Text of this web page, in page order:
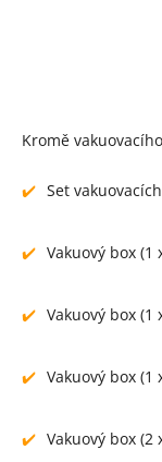
Kromě
Set
Vakuový box (1
Vakuový box (1
Vakuový box (1
Vakuový box (2